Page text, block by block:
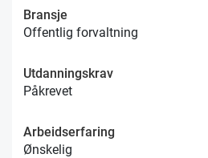
Bransje
Offentlig forvaltning
Utdanningskrav
Påkrevet
Arbeidserfaring
Ønskelig